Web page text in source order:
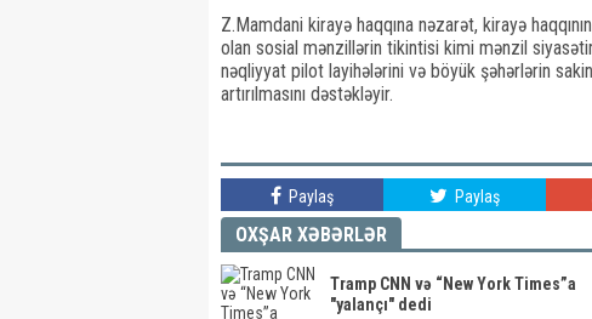
Z.Mamdani kirayə haqqına nəzarət, kirayə
olan sosial mənzillərin tikintisi kimi mənzil
nəqliyyat pilot layihələrini və böyük şəhərlərin
artırılmasını dəstəkləyir.
Paylaş Paylaş
OXŞAR XƏBƏRLƏR
Tramp CNN və “New York Times”a
"yalançı" dedi